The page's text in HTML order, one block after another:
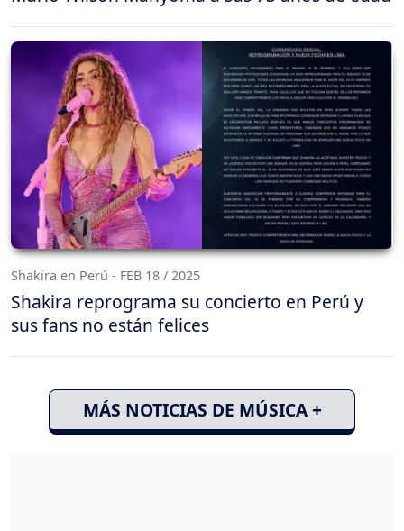
Shakira en Perú - FEB 18 / 2025
Shakira reprograma su concierto en Perú y
sus fans no están felices
MÁS NOTICIAS DE MÚSICA +